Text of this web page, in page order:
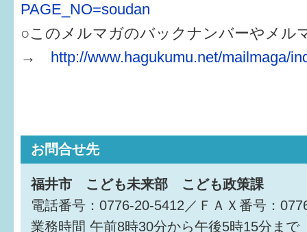
PAGE_NO=soudan
○このメルマガのバックナンバーやメル
→ http://www.hagukumu.net/mailmaga/
お問合せ先
福井市 こども未来部 こども政策課
電話番号：0776-20-5412／ＦＡＸ番号：
業務時間 午前8時30分から午後5時15分まで